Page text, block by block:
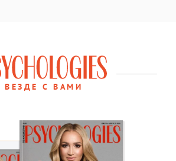
ВЕЗДЕ С ВАМИ